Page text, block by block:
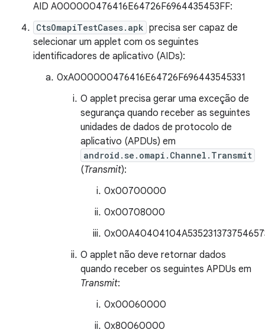
AID A000000476416E64726F6964435453FF:
CtsOmapiTestCases.apk precisa ser capaz de
selecionar um applet com os seguintes
identificadores de aplicativo (AIDs):
0xA000000476416E64726F696443545331
O applet precisa gerar uma exceção de
segurança quando receber as seguintes
unidades de dados de protocolo de
aplicativo (APDUs) em
android.se.omapi.Channel.Transmit
(Transmit):
0x00700000
0x00708000
O applet não deve retornar dados
quando receber os seguintes APDUs em
Transmit:
0x00060000
0x80060000